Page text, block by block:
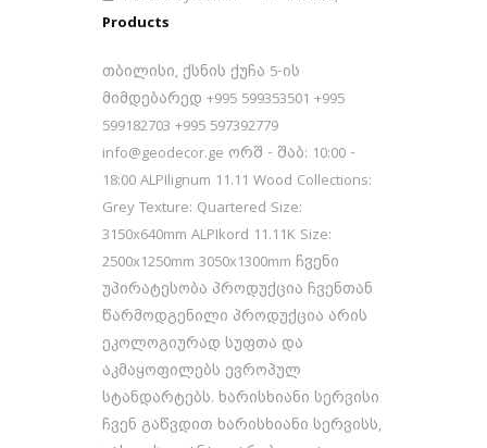
Products
თბილისი, ქსნის ქუჩა 5-ის
მიმდებარედ +995 599353501 +995
599182703 +995 597392779
info@geodecor.ge ორშ - შაბ: 10:00 -
18:00 ALPIlignum 11.11 Wood Collections:
Grey Texture: Quartered Size:
3150x640mm ALPIkord 11.11K Size:
2500x1250mm 3050x1300mm ჩვენი
უპირატესობა პროდუქცია ჩვენთან
წარმოდგენილი პროდუქცია არის
ეკოლოგიურად სუფთა და
აკმაყოფილებს ევროპულ
სტანდარტებს. ხარისხიანი სერვისი
ჩვენ გაწვდით ხარისხიანი სერვისს,